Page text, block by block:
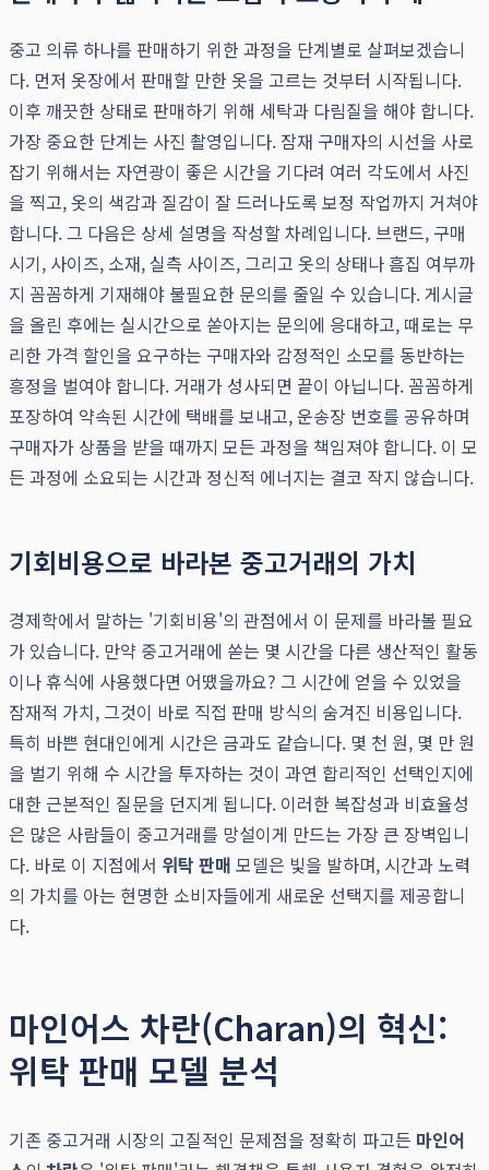
중고 의류 하나를 판매하기 위한 과정을 단계별로 살펴보겠습니
다. 먼저 옷장에서 판매할 만한 옷을 고르는 것부터 시작됩니다.
이후 깨끗한 상태로 판매하기 위해 세탁과 다림질을 해야 합니다.
가장 중요한 단계는 사진 촬영입니다. 잠재 구매자의 시선을 사로
잡기 위해서는 자연광이 좋은 시간을 기다려 여러 각도에서 사진
을 찍고, 옷의 색감과 질감이 잘 드러나도록 보정 작업까지 거쳐야
합니다. 그 다음은 상세 설명을 작성할 차례입니다. 브랜드, 구매
시기, 사이즈, 소재, 실측 사이즈, 그리고 옷의 상태나 흠집 여부까
지 꼼꼼하게 기재해야 불필요한 문의를 줄일 수 있습니다. 게시글
을 올린 후에는 실시간으로 쏟아지는 문의에 응대하고, 때로는 무
리한 가격 할인을 요구하는 구매자와 감정적인 소모를 동반하는
흥정을 벌여야 합니다. 거래가 성사되면 끝이 아닙니다. 꼼꼼하게
포장하여 약속된 시간에 택배를 보내고, 운송장 번호를 공유하며
구매자가 상품을 받을 때까지 모든 과정을 책임져야 합니다. 이 모
든 과정에 소요되는 시간과 정신적 에너지는 결코 작지 않습니다.
기회비용으로 바라본 중고거래의 가치
경제학에서 말하는 '기회비용'의 관점에서 이 문제를 바라볼 필요
가 있습니다. 만약 중고거래에 쏟는 몇 시간을 다른 생산적인 활동
이나 휴식에 사용했다면 어땠을까요? 그 시간에 얻을 수 있었을
잠재적 가치, 그것이 바로 직접 판매 방식의 숨겨진 비용입니다.
특히 바쁜 현대인에게 시간은 금과도 같습니다. 몇 천 원, 몇 만 원
을 벌기 위해 수 시간을 투자하는 것이 과연 합리적인 선택인지에
대한 근본적인 질문을 던지게 됩니다. 이러한 복잡성과 비효율성
은 많은 사람들이 중고거래를 망설이게 만드는 가장 큰 장벽입니
다. 바로 이 지점에서 위탁 판매 모델은 빛을 발하며, 시간과 노력
의 가치를 아는 현명한 소비자들에게 새로운 선택지를 제공합니
다.
마인어스 차란(Charan)의 혁신:
위탁 판매 모델 분석
기존 중고거래 시장의 고질적인 문제점을 정확히 파고든 마인어